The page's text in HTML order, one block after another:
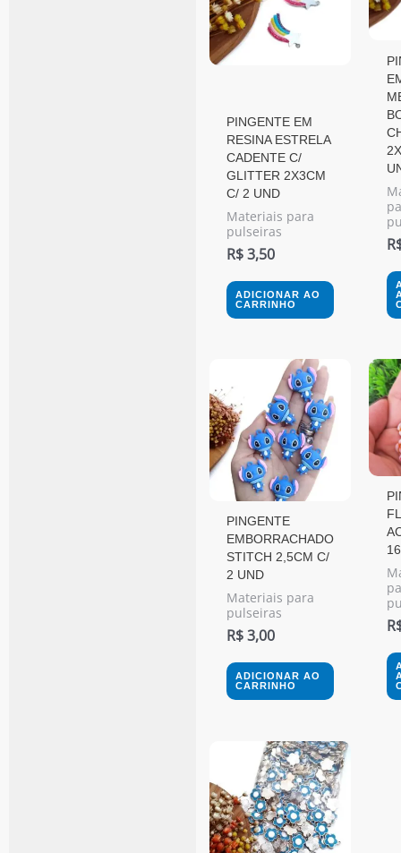
PINGENTE EM
RESINA ESTRELA
CADENTE C/
GLITTER 2X3CM
C/ 2 UND
Materiais para
pulseiras
R$3,50
ADICIONAR AO
CARRINHO
PINGENTE
EMBORRACHADO
STITCH 2,5CM C/
2 UND
Materiais para
pulseiras
R$3,00
ADICIONAR AO
CARRINHO